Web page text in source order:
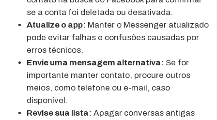
se a conta foi deletada ou desativada.
Atualize o app: Manter o Messenger atualizado
pode evitar falhas e confusões causadas por
erros técnicos.
Envie uma mensagem alternativa: Se for
importante manter contato, procure outros
meios, como telefone ou e-mail, caso
disponível.
Revise sua lista: Apagar conversas antigas